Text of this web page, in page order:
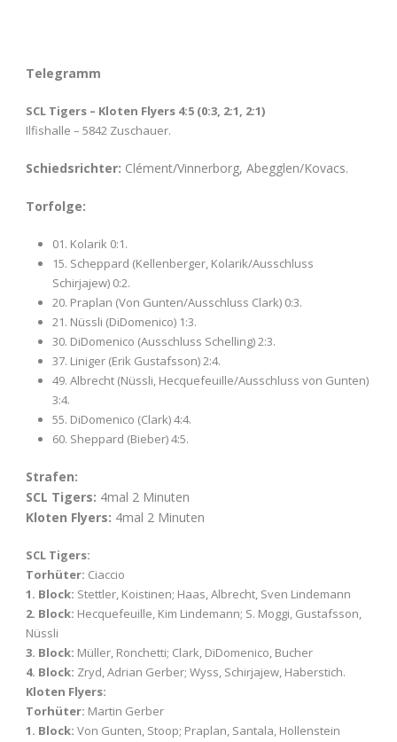
Telegramm
SCL Tigers – Kloten Flyers 4:5 (0:3, 2:1, 2:1)
Ilfishalle – 5842 Zuschauer.
Schiedsrichter: Clément/Vinnerborg, Abegglen/Kovacs.
Torfolge:
01. Kolarik 0:1.
15. Scheppard (Kellenberger, Kolarik/Ausschluss
Schirjajew) 0:2.
20. Praplan (Von Gunten/Ausschluss Clark) 0:3.
21. Nüssli (DiDomenico) 1:3.
30. DiDomenico (Ausschluss Schelling) 2:3.
37. Liniger (Erik Gustafsson) 2:4.
49. Albrecht (Nüssli, Hecquefeuille/Ausschluss von Gunten)
3:4.
55. DiDomenico (Clark) 4:4.
60. Sheppard (Bieber) 4:5.
Strafen:
SCL Tigers: 4mal 2 Minuten
Kloten Flyers: 4mal 2 Minuten
SCL Tigers:
Torhüter: Ciaccio
1. Block: Stettler, Koistinen; Haas, Albrecht, Sven Lindemann
2. Block: Hecquefeuille, Kim Lindemann; S. Moggi, Gustafsson,
Nüssli
3. Block: Müller, Ronchetti; Clark, DiDomenico, Bucher
4. Block: Zryd, Adrian Gerber; Wyss, Schirjajew, Haberstich.
Kloten Flyers:
Torhüter: Martin Gerber
1. Block: Von Gunten, Stoop; Praplan, Santala, Hollenstein